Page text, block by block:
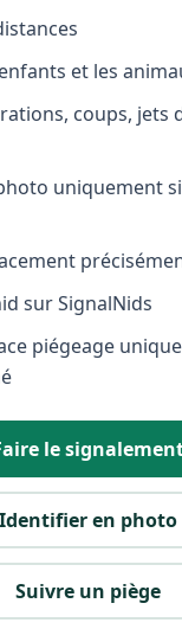
et les
coups, jets
uniquement
sur SignalNids
piégeage
le
Identifier en photo
Suivre un piège